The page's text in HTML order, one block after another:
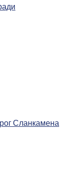
Сланкамена